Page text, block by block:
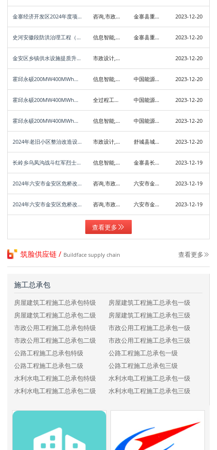
金寨经济开发区2024年度项目地块水系治理及挡墙工程招标公告 咨询,市政设计,建筑设计,施工,生态环境,监理,规划 金寨县重点工程建设管理处 2023-12-20
史河安徽段防洪治理工程（金寨县）（二次） 信息智能,咨询,市政设计,建筑设计,施工,水利,生态环境,监理,规划 金寨县重点水利工程建设管理局 2023-12-20
金安区乡镇供水设施提质升级项目 市政设计,水利,生态环境,规划 2023-12-20
霍邱永硕200MW400MWh电池储能项目总承包项目智能辅助控制系统、火灾自动报警系统集成采购公告 信息智能,勘察,咨询,建筑设计,检测,生态环境 中国能源建设集团安徽省电力设计院有限公司 2023-12-20
霍邱永硕200MW400MWh电池储能项目总承包项目交直流一体化电源系统采购公告 全过程工程咨询,勘察,咨询,建筑设计,检测,生态环境 中国能源建设集团安徽省电力设计院有限公司 2023-12-20
霍邱永硕200MW400MWh电池储能项目总承包项目智能辅助控制系统、火灾自动报警系统集成 信息智能,勘察,咨询,建筑设计,检测,生态环境 中国能源建设集团安徽省电力设计院有限公司 2023-12-20
2024年老旧小区整治改造设计项目（凤池苑、码头、中大及东苑社区） 市政设计,建筑设计,生态环境 舒城县城关镇人民政府 2023-12-20
长岭乡乌凤沟战斗红军烈士纪念园水毁修缮工程 信息智能,咨询,市政设计,施工,生态环境 金寨县长岭乡人民政府 2023-12-19
2024年六安市金安区危桥改造项目（长廷桥） 咨询,市政设计,建筑设计,施工 六安市金安区交通运输局 2023-12-19
2024年六安市金安区危桥改造项目（预马桥） 咨询,市政设计,建筑设计,施工,生态环境 六安市金安区交通运输局 2023-12-19
查看更多
筑脸供应链 / Buildface supply chain 查看更多
施工总承包
房屋建筑工程施工总承包特级
房屋建筑工程施工总承包一级
房屋建筑工程施工总承包二级
房屋建筑工程施工总承包三级
市政公用工程施工总承包特级
市政公用工程施工总承包一级
市政公用工程施工总承包二级
市政公用工程施工总承包三级
公路工程施工总承包特级
公路工程施工总承包一级
公路工程施工总承包二级
公路工程施工总承包三级
水利水电工程施工总承包特级
水利水电工程施工总承包一级
水利水电工程施工总承包二级
水利水电工程施工总承包三级
铁路工程施工总承包特级
铁路工程施工总承包一级
铁路工程施工总承包二级
铁路工程施工总承包三级